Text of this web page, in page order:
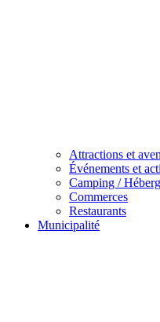
Attractions et
Événements et
Camping /
Commerces
Restaurants
Municipalité